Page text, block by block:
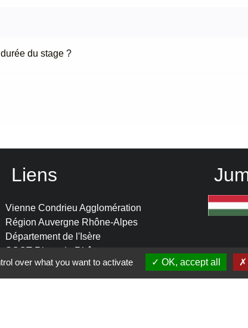
du stage ?
Liens
Vienne Condrieu Agglomération
Région Auvergne Rhône-Alpes
Département de l'Isère
SCOT Rives du Rhône
over what you want to activate OK, accept all